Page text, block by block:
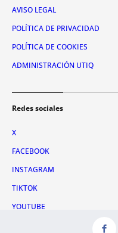
AVISO LEGAL
POLÍTICA DE PRIVACIDAD
POLÍTICA DE COOKIES
ADMINISTRACIÓN UTIQ
Redes sociales
X
FACEBOOK
INSTAGRAM
TIKTOK
YOUTUBE